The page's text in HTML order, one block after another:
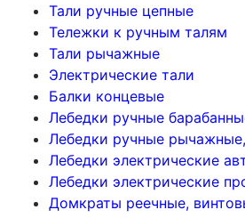
Тали ручные цепные
Тележки к ручным талям
Тали рычажные
Электрические тали
Балки концевые
Лебедки ручные
Лебедки ручные
Лебедки электрические
Лебедки электрические
Домкраты реечные,